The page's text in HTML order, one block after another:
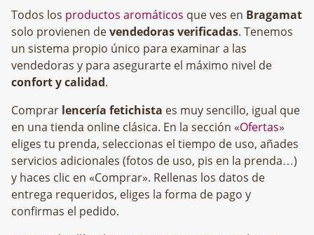
Todos los productos aromáticos que ves en Bragamat
solo provienen devendedoras verificadas. Tenemos
un sistema propio único para examinar a las
vendedoras y para asegurarte el máximo nivel de
confort y calidad.
Comprar lencería fetichista es muy sencillo, igual que
en una tienda online clásica. En la sección «Ofertas»
eliges tu prenda, seleccionas el tiempo de uso, añades
servicios adicionales (fotos de uso, pis en la prenda…)
y haces clic en «Comprar». Rellenas los datos de
entrega requeridos, eliges la forma de pago y
confirmas el pedido.